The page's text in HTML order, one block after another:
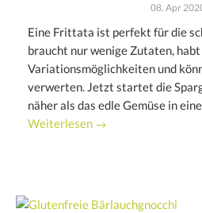
08. Apr
Eine Frittata ist perfekt für die
braucht nur wenige Zutaten,
Variationsmöglichkeiten und
verwerten. Jetzt startet die
näher als das edle Gemüse in
Weiterlesen →